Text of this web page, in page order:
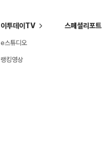
이투데이TV
e스튜디오
랭킹영상
스페셜리포트